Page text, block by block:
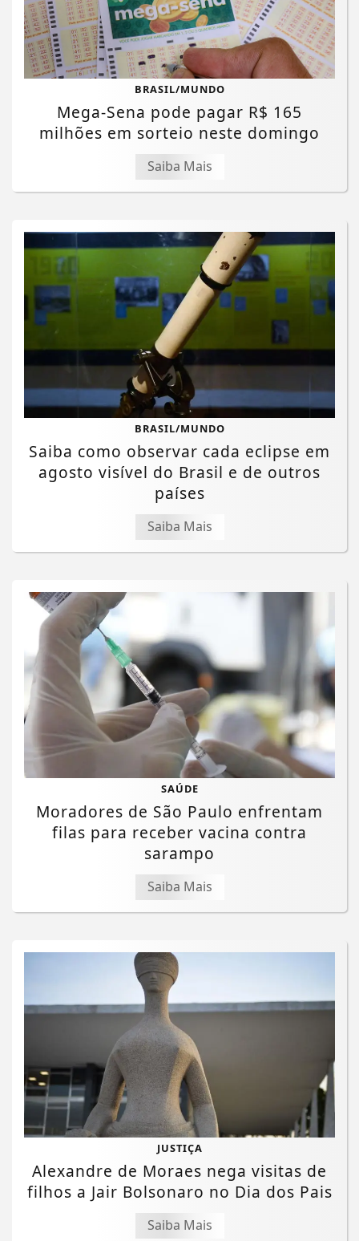
BRASIL/MUNDO
Mega-Sena pode pagar R$ 165
milhões em sorteio neste domingo
Saiba Mais
BRASIL/MUNDO
Saiba como observar cada eclipse em
agosto visível do Brasil e de outros
países
Saiba Mais
SAÚDE
Moradores de São Paulo enfrentam
filas para receber vacina contra
sarampo
Saiba Mais
JUSTIÇA
Alexandre de Moraes nega visitas de
filhos a Jair Bolsonaro no Dia dos Pais
Saiba Mais